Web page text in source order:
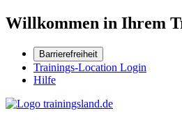
Willkommen in Ihrem
Barrierefreiheit
Trainings-Location Login
Hilfe